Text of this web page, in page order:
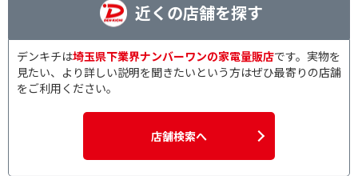
0.8～0.89L
0.6～0.69L
1.0～1.9L
2.0～2.9L
3.0～3.9L
4.0L以上
1.0斤
保温機能で絞り込む
近くの店舗を探す
デンキチは埼玉県下業界ナンバーワンの家電量販店です。実物を
見たい、より詳しい説明を聞きたいという方はぜひ最寄りの店舗
をご利用ください。
店舗検索へ